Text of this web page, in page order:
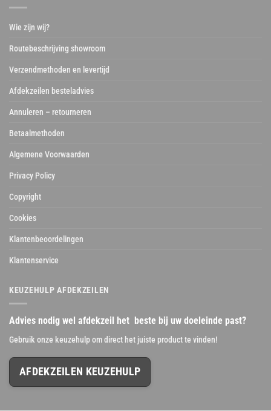
Wie zijn wij?
Routebeschrijving showroom
Verzendmethoden en levertijd
Afdekzeilen besteladvies
Annuleren – retourneren
Betaalmethoden
Algemene Voorwaarden
Privacy Policy
Copyright
Cookies
Klantenbeoordelingen
Klantenservice
KEUZEHULP AFDEKZEILEN
Advies nodig wel afdekzeil het beste bij uw doeleinde past?
Gebruik onze keuzehulp om direct het juiste product te vinden!
AFDEKZEILEN KEUZEHULP